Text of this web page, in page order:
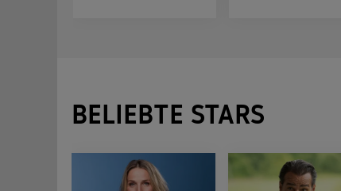
BELIEBTE STARS